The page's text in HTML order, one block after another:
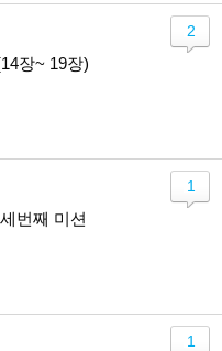
장~ 19장)
2
번째 미션
1
1